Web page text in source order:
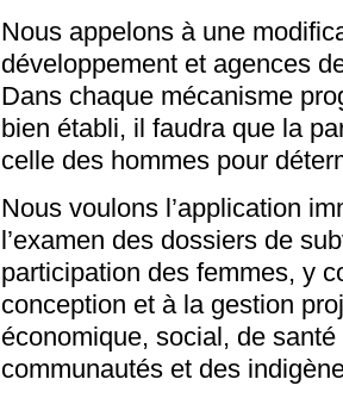
Nous appelons à une
développement et agences
Dans chaque mécanisme
bien établi, il faudra que la
celle des hommes pour
Nous voulons l’application
l’examen des dossiers de
participation des femmes, y
conception et à la gestion
économique, social, de
communautés et des